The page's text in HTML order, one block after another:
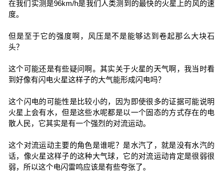
在我们实测是96km/h是我们人类测到的最快的火星上的风的速
度。
但是至于它的强度啊，风压是不是能够达到卷起那么大块石
头？
这个可能还是有些疑问啊。其实关于火星的天气啊，我当时看
到好像有闪电火星这样子的大气能形成闪电吗？
这个闪电的可能性是比较小的，因为即使很多的证据可能说明
火星上会有水，但是这些水呢都是以一个固态的方式存在的电
散人民，它其实是有一个强烈的对流运动。
这个对流运动主要的角色是谁呢？是水汽了，就是没有水汽的
话，像火星这样子的这种大气球，它的对流运动肯定是很弱很
弱，所以这个电闪雷鸣应该是有些夸张了。